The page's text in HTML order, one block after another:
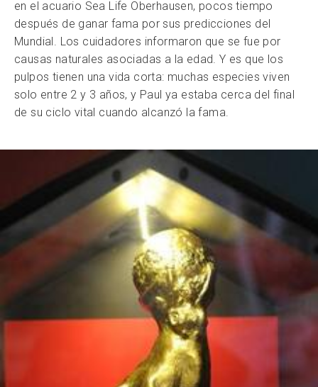
en el acuario Sea Life Oberhausen, pocos tiempo
después de ganar fama por sus predicciones del
Mundial. Los cuidadores informaron que se fue por
causas naturales asociadas a la edad. Y es que los
pulpos tienen una vida corta: muchas especies viven
solo entre 2 y 3 años, y Paul ya estaba cerca del final
de su ciclo vital cuando alcanzó la fama.